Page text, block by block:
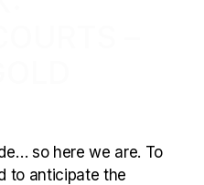
so here we are. To
to anticipate the